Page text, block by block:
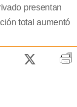
presentan
total aumentó